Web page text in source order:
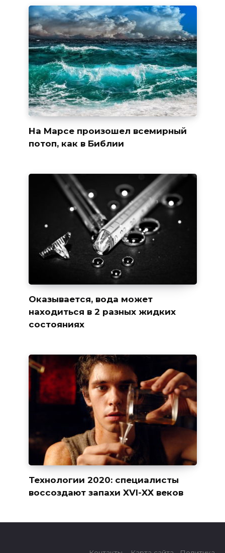
На Марсе произошел всемирный
потоп, как в Библии
Оказывается, вода может
находиться в 2 разных жидких
состояниях
Технологии 2020: специалисты
воссоздают запахи XVI-XX веков